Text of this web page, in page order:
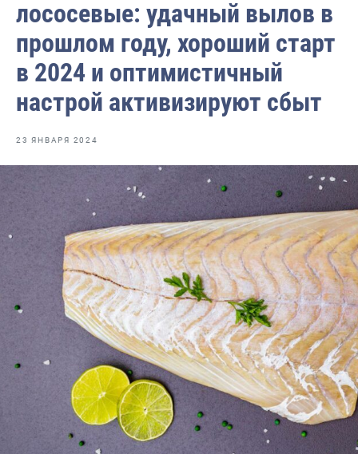
Отраслевые СМИ
Выставки и конференции
Научно-практическая литература
Рыбоохрана России
Большая африканская экспедиция
Укрепление духовно-нравственных ценностей
События в России и мире
лососевые: удачный вылов в
прошлом году, хороший старт
в 2024 и оптимистичный
настрой активизируют сбыт
23 ЯНВАРЯ 2024